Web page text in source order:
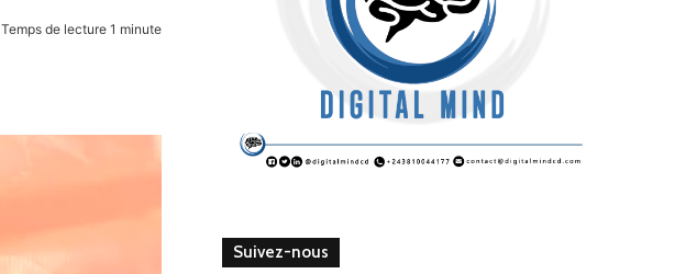
Temps de lecture 1 minute
Suivez-nous